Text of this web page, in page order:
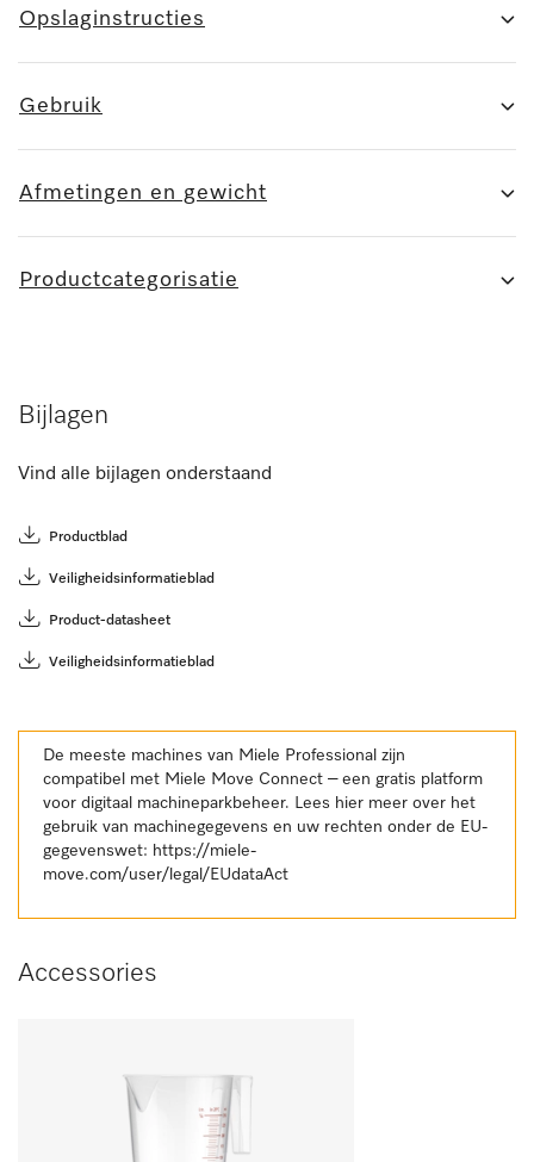
Opslaginstructies
Gebruik
Afmetingen en gewicht
Productcategorisatie
Bijlagen
Vind alle bijlagen onderstaand
Productblad
Veiligheidsinformatieblad
Product-datasheet
Veiligheidsinformatieblad
De meeste machines van Miele Professional zijn
compatibel met Miele Move Connect – een gratis platform
voor digitaal machineparkbeheer. Lees hier meer over het
gebruik van machinegegevens en uw rechten onder de EU-
gegevenswet: https://miele-
move.com/user/legal/EUdataAct
Accessories